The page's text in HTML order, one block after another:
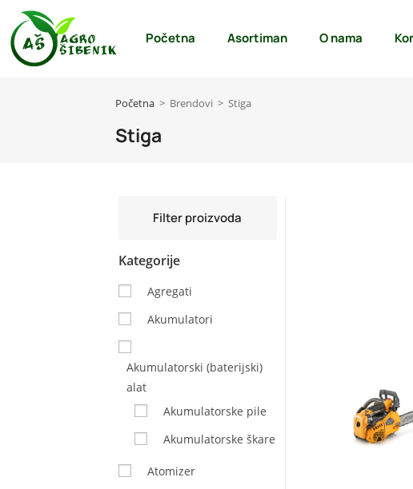
Početna Asortiman O nama
Početna > Brendovi > Stiga
Stiga
Filter proizvoda
Kategorije
Agregati
Akumulatori
Akumulatorski (baterijski)
alat
Akumulatorske pile
Akumulatorske škare
Atomizer